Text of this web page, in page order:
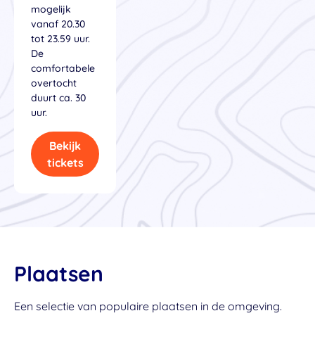
mogelijk
vanaf 20.30
tot 23.59 uur.
De
comfortabele
overtocht
duurt ca. 30
uur.
Bekijk
tickets
Plaatsen
Een selectie van populaire plaatsen in de omgeving.